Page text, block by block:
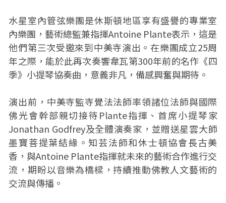
水星室內管弦樂團是休斯頓地區享有盛譽的專業室
內樂團，藝術總監兼指揮Antoine Plante表示，這是
他們第三次受邀來到中美寺演出。在樂團成立25周
年之際，能於此再次奏響韋瓦第300年前的名作《四
季》小提琴協奏曲，意義非凡，備感興奮與期待。
演出前，中美寺監寺覺法法師率領諸位法師與國際
佛光會幹部親切接待Plante指揮、首席小提琴家
Jonathan Godfrey及全體演奏家，並贈送星雲大師
墨寶菩提葉結緣。知芸法師和休士頓協會長古美
香，與Antoine Plante指揮就未來的藝術合作進行交
流，期盼以音樂為橋樑，持續推動佛教人文藝術的
交流與傳播。